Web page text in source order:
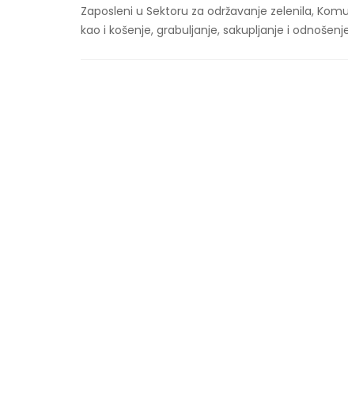
Zaposleni u Sektoru za održavanje zelenila,
kao i košenje, grabuljanje, sakupljanje i